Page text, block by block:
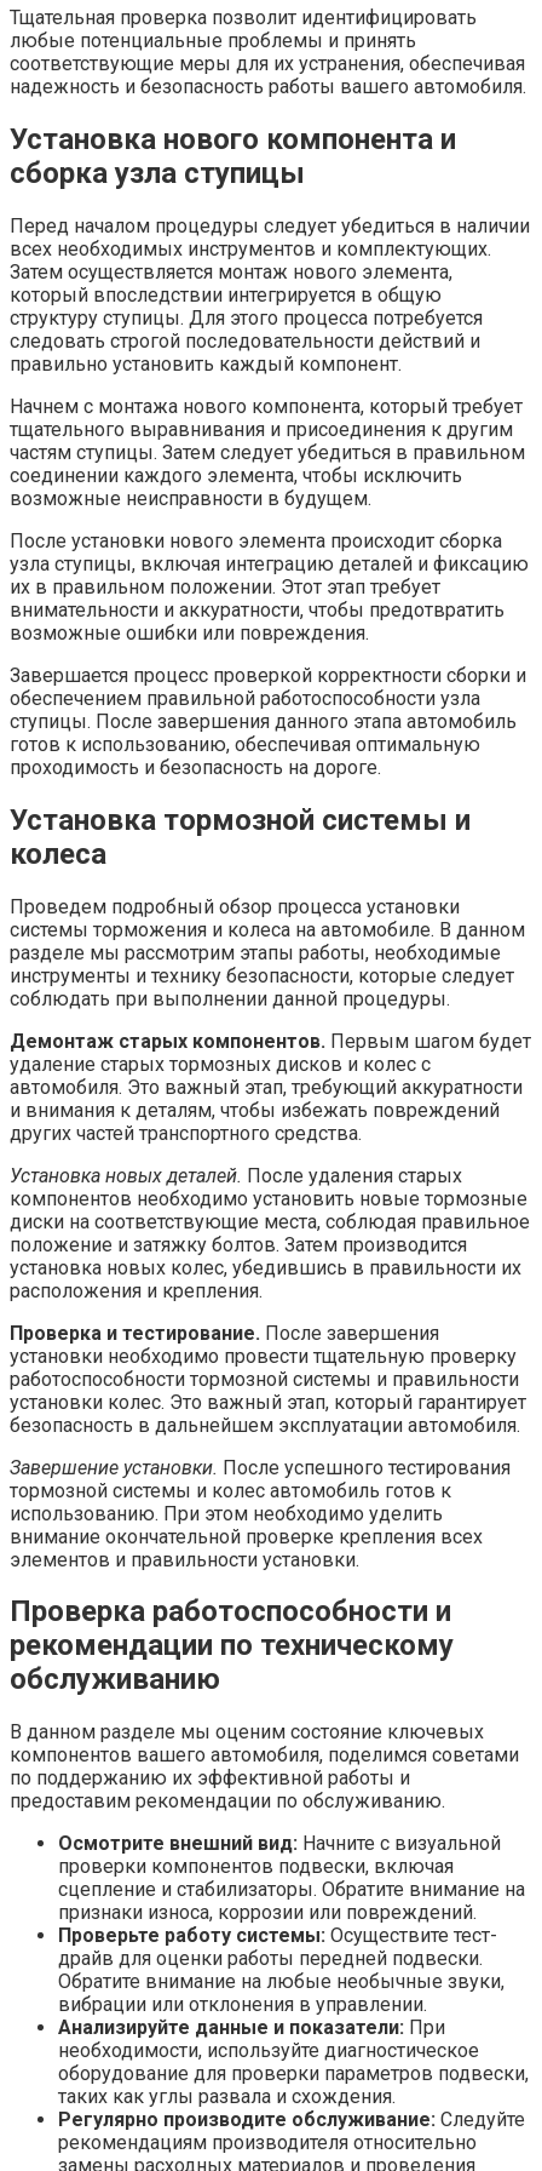
Тщательная проверка позволит идентифицировать
любые потенциальные проблемы и принять
соответствующие меры для их устранения, обеспечивая
надежность и безопасность работы вашего автомобиля.
Установка нового компонента и
сборка узла ступицы
Перед началом процедуры следует убедиться в наличии
всех необходимых инструментов и комплектующих.
Затем осуществляется монтаж нового элемента,
который впоследствии интегрируется в общую
структуру ступицы. Для этого процесса потребуется
следовать строгой последовательности действий и
правильно установить каждый компонент.
Начнем с монтажа нового компонента, который требует
тщательного выравнивания и присоединения к другим
частям ступицы. Затем следует убедиться в правильном
соединении каждого элемента, чтобы исключить
возможные неисправности в будущем.
После установки нового элемента происходит сборка
узла ступицы, включая интеграцию деталей и фиксацию
их в правильном положении. Этот этап требует
внимательности и аккуратности, чтобы предотвратить
возможные ошибки или повреждения.
Завершается процесс проверкой корректности сборки и
обеспечением правильной работоспособности узла
ступицы. После завершения данного этапа автомобиль
готов к использованию, обеспечивая оптимальную
проходимость и безопасность на дороге.
Установка тормозной системы и
колеса
Проведем подробный обзор процесса установки
системы торможения и колеса на автомобиле. В данном
разделе мы рассмотрим этапы работы, необходимые
инструменты и технику безопасности, которые следует
соблюдать при выполнении данной процедуры.
Демонтаж старых компонентов. Первым шагом будет
удаление старых тормозных дисков и колес с
автомобиля. Это важный этап, требующий аккуратности
и внимания к деталям, чтобы избежать повреждений
других частей транспортного средства.
Установка новых деталей. После удаления старых
компонентов необходимо установить новые тормозные
диски на соответствующие места, соблюдая правильное
положение и затяжку болтов. Затем производится
установка новых колес, убедившись в правильности их
расположения и крепления.
Проверка и тестирование. После завершения
установки необходимо провести тщательную проверку
работоспособности тормозной системы и правильности
установки колес. Это важный этап, который гарантирует
безопасность в дальнейшем эксплуатации автомобиля.
Завершение установки. После успешного тестирования
тормозной системы и колес автомобиль готов к
использованию. При этом необходимо уделить
внимание окончательной проверке крепления всех
элементов и правильности установки.
Проверка работоспособности и
рекомендации по техническому
обслуживанию
В данном разделе мы оценим состояние ключевых
компонентов вашего автомобиля, поделимся советами
по поддержанию их эффективной работы и
предоставим рекомендации по обслуживанию.
Осмотрите внешний вид: Начните с визуальной
проверки компонентов подвески, включая
сцепление и стабилизаторы. Обратите внимание на
признаки износа, коррозии или повреждений.
Проверьте работу системы: Осуществите тест-
драйв для оценки работы передней подвески.
Обратите внимание на любые необычные звуки,
вибрации или отклонения в управлении.
Анализируйте данные и показатели: При
необходимости, используйте диагностическое
оборудование для проверки параметров подвески,
таких как углы развала и схождения.
Регулярно производите обслуживание: Следуйте
рекомендациям производителя относительно
замены расходных материалов и проведения